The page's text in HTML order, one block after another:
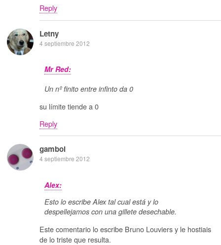
Reply
Letny
4 septiembre 2012
Mr Red:
Un nº finito entre infinto da 0
su límite tiende a 0
Reply
gamboi
4 septiembre 2012
Alex:
Esto lo escribe Alex tal cual está y lo
despellejamos con una gillete desechable.
Este comentario lo escribe Bruno Louviers y le hostiais
de lo triste que resulta.